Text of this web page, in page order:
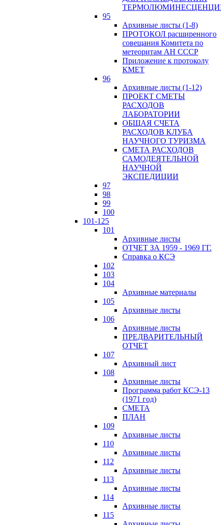
95
Архивные листы (1-8)
ПРОТОКОЛ расширенного
совещания Комитета по
метеоритам АН СССР
Приложение к протоколу
КМЕТ
96
Архивные листы (1-12)
ПРОЕКТ СМЕТЫ
РАСХОДОВ
ЛАБОРАТОРИИ
ОБЩАЯ СЧЕТА
РАСХОДОВ КЛУБА
НАУЧНОГО ТУРИЗМА
СМЕТА РАСХОДОВ
САМОДЕЯТЕЛЬНОЙ
НАУЧНОЙ
ЭКСПЕДИЦИИ
97
98
99
100
101-125
101
Архивные листы
ОТЧЕТ ЗА 1959 - 1969 ГГ.
Справка о КСЭ
102
103
104
Архивные материалы
105
Архивные листы
106
Архивные листы
ПРЕДВАРИТЕЛЬНЫЙ
ОТЧЕТ
107
Архивный лист
108
Архивные листы
Программа работ КСЭ-13
(1971 год)
СМЕTA
ПЛАН
109
Архивные листы
110
Архивные листы
112
Архивные листы
113
Архивные листы
114
Архивные листы
115